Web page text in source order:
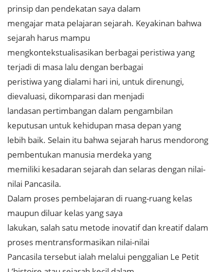
prinsip dan pendekatan saya dalam
mengajar mata pelajaran sejarah. Keyakinan bahwa
sejarah harus mampu
mengkontekstualisasikan berbagai peristiwa yang
terjadi di masa lalu dengan berbagai
peristiwa yang dialami hari ini, untuk direnungi,
dievaluasi, dikomparasi dan menjadi
landasan pertimbangan dalam pengambilan
keputusan untuk kehidupan masa depan yang
lebih baik. Selain itu bahwa sejarah harus mendorong
pembentukan manusia merdeka yang
memiliki kesadaran sejarah dan selaras dengan nilai-
nilai Pancasila.
Dalam proses pembelajaran di ruang-ruang kelas
maupun diluar kelas yang saya
lakukan, salah satu metode inovatif dan kreatif dalam
proses mentransformasikan nilai-nilai
Pancasila tersebut ialah melalui penggalian Le Petit